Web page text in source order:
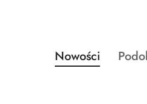
Pomiń karuzelę
Produkty
o
Nowości